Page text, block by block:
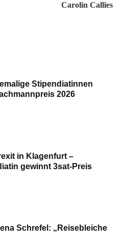
Carolin Callies
Stipendiatinnen
2026
in Klagenfurt –
gewinnt 3sat-Preis
Schrefel: „Reisebleiche